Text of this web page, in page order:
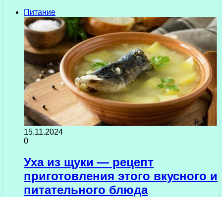
Питание
15.11.2024
0
Уха из щуки — рецепт
приготовления этого вкусного и
питательного блюда